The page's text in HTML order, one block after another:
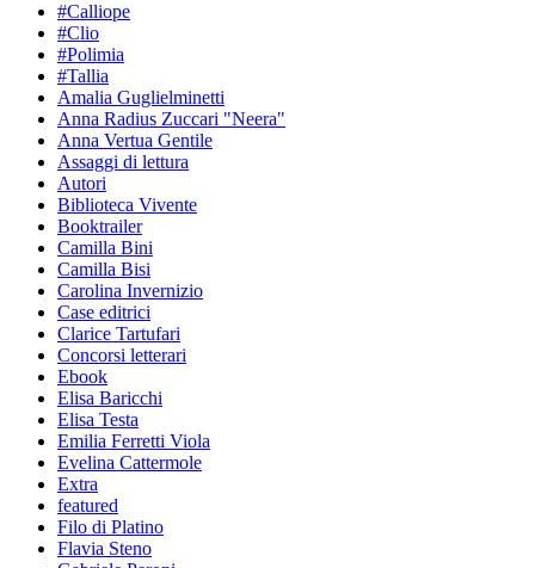
#Calliope
#Clio
#Polimia
#Tallia
Amalia Guglielminetti
Anna Radius Zuccari "Neera"
Anna Vertua Gentile
Assaggi di lettura
Autori
Biblioteca Vivente
Booktrailer
Camilla Bini
Camilla Bisi
Carolina Invernizio
Case editrici
Clarice Tartufari
Concorsi letterari
Ebook
Elisa Baricchi
Elisa Testa
Emilia Ferretti Viola
Evelina Cattermole
Extra
featured
Filo di Platino
Flavia Steno